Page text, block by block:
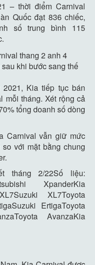
– thời điểm Carnival
Quốc đạt 836 chiếc,
số trung bình 115
khi bước sang thế
Kia tiếp tục bán
mỗi tháng. Xét rộng cả
tổng doanh số dòng
Carnival vẫn giữ mức
với mặt bằng chung
tháng 2/22Số liệu:
XpanderKia
XL7Toyota
ErtigaToyota
AvanzaKia